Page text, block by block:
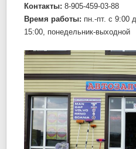
Контакты: 8-905-459-03-88
Время работы: пн.-пт. c 9:00
15:00, понедельник-выходной